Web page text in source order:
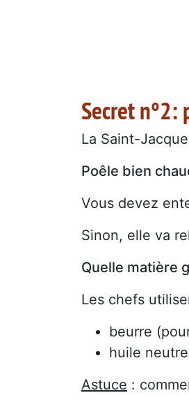
Secret n°2:
La Saint-
Poêle bien
Vous devez
Sinon, elle va
Quelle matière
Les chefs
beurre
huile
Astuce :